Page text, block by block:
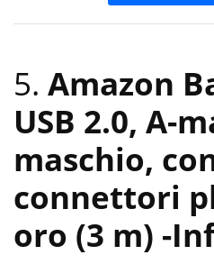
5. Amazon
USB 2.0, A-
maschio,
connettori
oro (3 m) -